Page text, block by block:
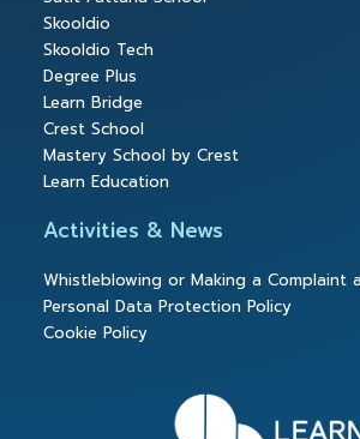
Skooldio
Skooldio Tech
Degree Plus
Learn Bridge
Crest School
Mastery School by Crest
Learn Education
Activities & News
Whistleblowing or Making a Complaint
Personal Data Protection Policy
Cookie Policy